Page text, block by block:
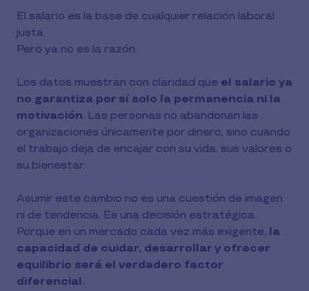
El salario es la base de cualquier relación laboral
justa.
Pero ya no es la razón.
Los datos muestran con claridad que el salario ya
no garantiza por sí solo la permanencia ni la
motivación. Las personas no abandonan las
organizaciones únicamente por dinero, sino cuando
el trabajo deja de encajar con su vida, sus valores o
su bienestar.
Asumir este cambio no es una cuestión de imagen
ni de tendencia. Es una decisión estratégica.
Porque en un mercado cada vez más exigente, la
capacidad de cuidar, desarrollar y ofrecer
equilibrio será el verdadero factor
diferencial.